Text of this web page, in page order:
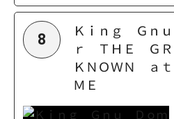
8
Ｋｉｎｇ Ｇｎ
ｒ ＴＨＥ ＧＲ
ＫＮＯＷＮ ａ
ＭＥ